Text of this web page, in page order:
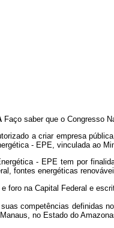
Faço saber que o Congresso
a criar empresa
- EPE, vinculada ao
- EPE tem por
fontes energéticas
foro na Capital Federal e
competências definidas
no Estado do